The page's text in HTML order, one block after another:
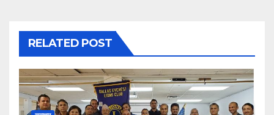
RELATED POST